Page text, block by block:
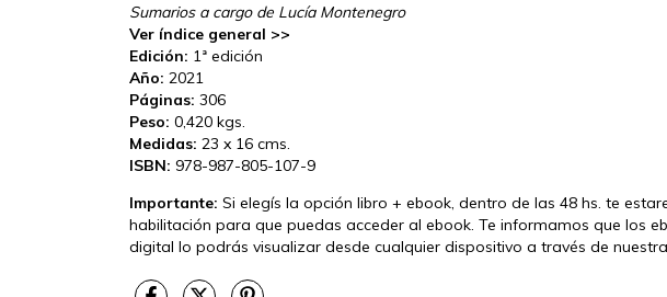
Sumarios a cargo de Lucía Montenegro
Ver índice general >>
Edición: 1ª edición
Año: 2021
Páginas: 306
Peso: 0,420 kgs.
Medidas: 23 x 16 cms.
ISBN: 978-987-805-107-9
Importante: Si elegís la opción libro + ebook, dentro de las 48 hs. te
habilitación para que puedas acceder al ebook. Te informamos que los
digital lo podrás visualizar desde cualquier dispositivo a través de